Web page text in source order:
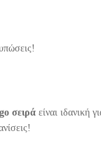
σειρά είναι ιδανική